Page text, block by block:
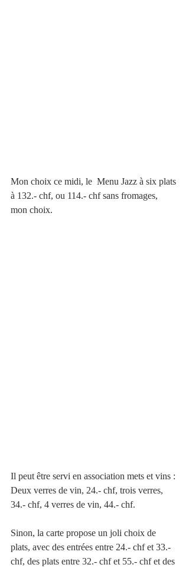
Mon choix ce midi, le  Menu Jazz à six plats
à 132.- chf, ou 114.- chf sans fromages,
mon choix.
Il peut être servi en association mets et vins :
Deux verres de vin, 24.- chf, trois verres,
34.- chf, 4 verres de vin, 44.- chf.
Sinon, la carte propose un joli choix de
plats, avec des entrées entre 24.- chf et 33.-
chf, des plats entre 32.- chf et 55.- chf et des